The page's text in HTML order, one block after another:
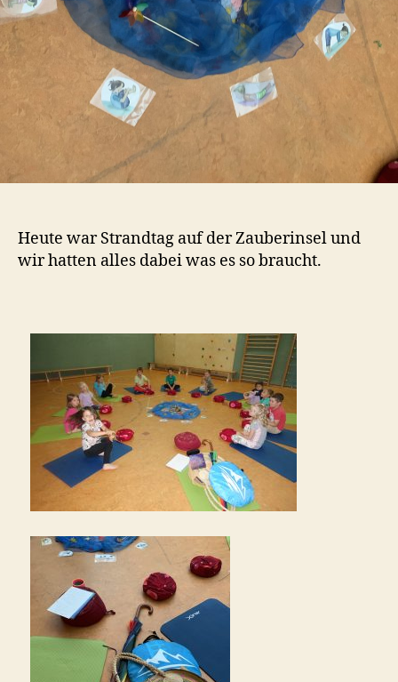
Heute war Strandtag auf der Zauberinsel und
wir hatten alles dabei was es so braucht.